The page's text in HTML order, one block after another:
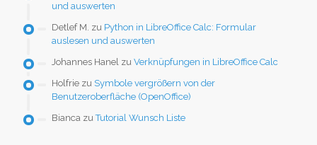
und auswerten
Detlef M. zu Python in LibreOffice Calc: Formular
auslesen und auswerten
Johannes Hanel zu Verknüpfungen in LibreOffice Calc
Holfrie zu Symbole vergrößern von der
Benutzeroberfläche (OpenOffice)
Bianca zuTutorial Wunsch Liste